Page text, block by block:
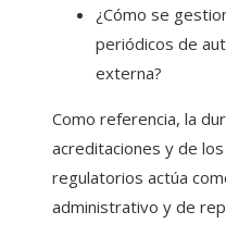
¿Cómo se
periódicos de
externa?
Como referencia, la
acreditaciones y de
regulatorios actúa
administrativo y de